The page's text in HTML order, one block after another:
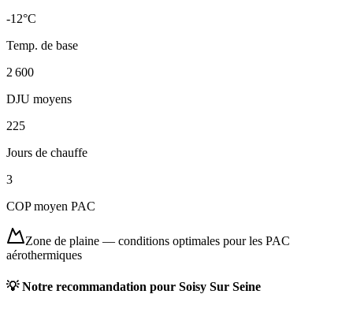
-12°C
Temp. de base
2 600
DJU moyens
225
Jours de chauffe
3
COP moyen PAC
Zone de plaine — conditions optimales pour les PAC
aérothermiques
💡 Notre recommandation pour Soisy Sur Seine